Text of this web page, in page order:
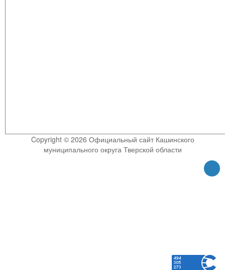
Copyright © 2026 Официальный сайт Кашинского
муниципального округа Тверской области